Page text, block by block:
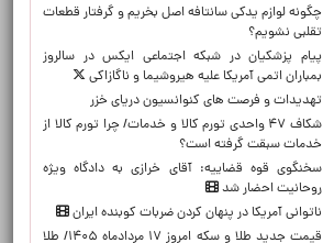
چگونه لوازم یدکی سانتافه اصل بخریم و گرفتار قطعات
تقلبی نشویم؟
پیام پزشکیان در شبکه اجتماعی ایکس در سالروز
بمباران اتمی آمریکا علیه هیروشیما و ناگازاکی
تهدیدات و فرصت های کنوانسیون دریای خزر
شکاف ۴۷ واحدی تورم کالا و خدمات/ چرا تورم کالا از
خدمات سبقت گرفته است؟
سخنگوی قوه قضاییه: آقای خرازی به دادگاه ویژه
روحانیت احضار شد
ناتوانی آمریکا در پنهان کردن ضربات کوبنده ایران
قیمت جدید طلا و سکه امروز ۱۷ مردادماه ۱۴۰۵/ طلا